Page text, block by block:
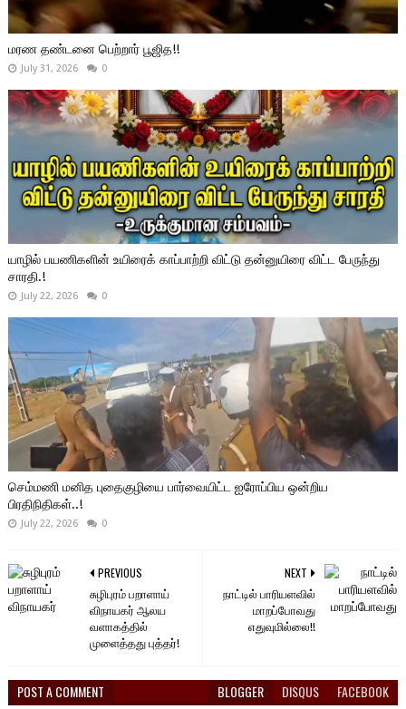
மரண தண்டனை பெற்றார் பூஜித!!
July 31, 2026 0
யாழில் பயணிகளின் உயிரைக் காப்பாற்றி விட்டு தன்னுயிரை விட்ட பேருந்து
சாரதி.!
July 22, 2026 0
செம்மணி மனித புதைகுழியை பார்வையிட்ட ஐரோப்பிய ஒன்றிய
பிரதிநிதிகள்..!
July 22, 2026 0
NEXT
நாட்டில் பாரியளவில்
மாறப்போவது
எதுவுமில்லை!!
PREVIOUS
சுழிபுரம் பறாளாய்
விநாயகர் ஆலய
வளாகத்தில்
முளைத்தது புத்தர்!
POST A COMMENT BLOGGER DISQUS FACEBOOK